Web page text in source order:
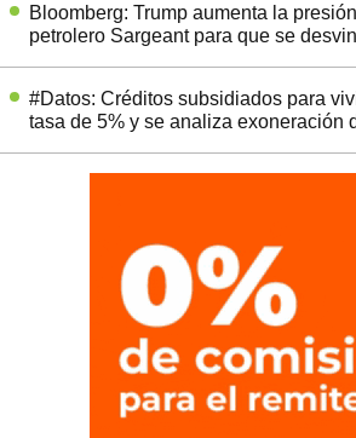
Bloomberg: Trump aumenta la
petrolero Sargeant para que se
#Datos: Créditos subsidiados para
tasa de 5% y se analiza exoneración